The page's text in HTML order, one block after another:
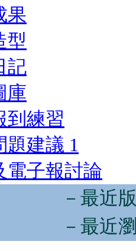
果
型
記
庫
到練習
題建議 1
電子報討論
－最近
－最近